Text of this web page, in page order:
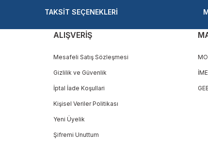
TAKSİT SEÇENEKLERİ
ALIŞVERİŞ
Mesafeli Satış Sözleşmesi
Gizlilik ve Güvenlik
İptal İade Koşullari
Kişisel Veriler Politikası
Yeni Üyelik
Şifremi Unuttum